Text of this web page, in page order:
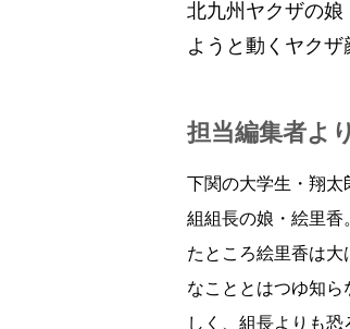
北九州ヤクザの娘
ようと動くヤクザ
担当編集者より
下関の大学生・翔太
組組長の娘・絵里香
たところ絵里香は
なこととはつゆ知
しく、組長よりも